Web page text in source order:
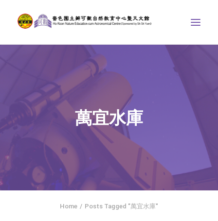
天文館
博物天地
比賽/專題計劃
聯絡我們
SEARCH
萬宜水庫
Home Posts Tagged "萬宜水庫"